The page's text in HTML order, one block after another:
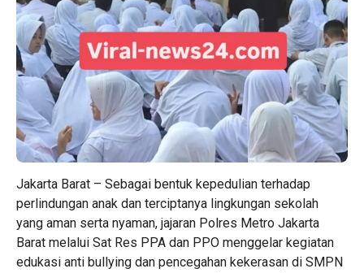
Jakarta Barat – Sebagai bentuk kepedulian terhadap
perlindungan anak dan terciptanya lingkungan sekolah
yang aman serta nyaman, jajaran Polres Metro Jakarta
Barat melalui Sat Res PPA dan PPO menggelar kegiatan
edukasi anti bullying dan pencegahan kekerasan di SMPN